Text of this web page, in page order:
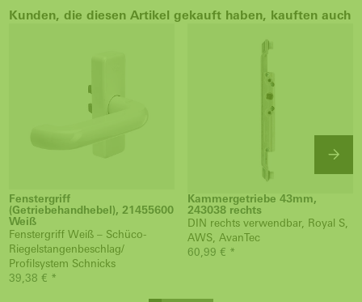
Kunden, die diesen Artikel gekauft haben, kauften auch
Fenstergriff
(Getriebehandhebel), 21455600
Weiß
Fenstergriff Weiß – Schüco-
Riegelstangenbeschlag/
Profilsystem Schnicks
39,38 € *
Kammergetriebe 43mm,
243038 rechts
DIN rechts verwendbar, Royal S,
AWS, AvanTec
60,99 € *